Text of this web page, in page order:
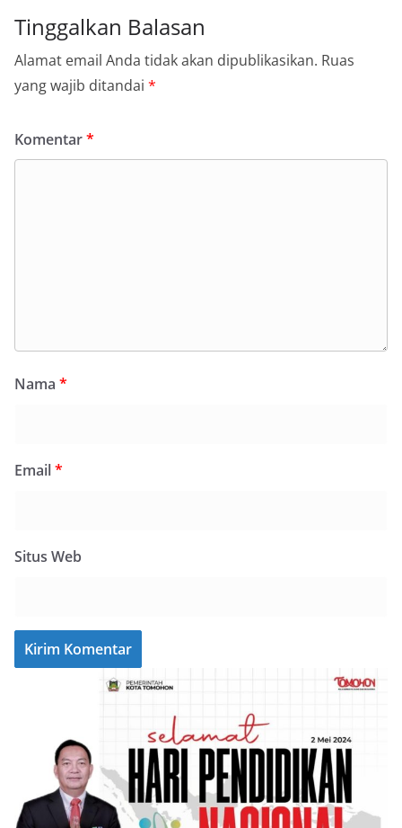
Tinggalkan Balasan
Alamat email Anda tidak akan dipublikasikan. Ruas
yang wajib ditandai *
Komentar*
Nama *
Email*
Situs Web